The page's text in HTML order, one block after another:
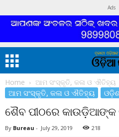
Ads
Home ଆମ ସଂସ୍କୃତି, କଳା ଓ ଐତିହ୍ୟ
ଆମ ସଂସ୍କୃତି, କଳା ଓ ଐତିହ୍ୟ
ଶୈବ ପୀଠରେ
By Bureau - July 29, 2019 218